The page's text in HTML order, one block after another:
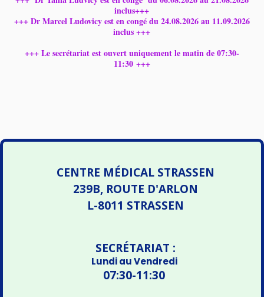
inclus+++
+++ Dr Marcel Ludovicy est en congé du 24.08.2026 au 11.09.2026
inclus +++
+++ Le secrétariat est ouvert uniquement le matin de 07:30-
11:30 +++
CENTRE MÉDICAL STRASSEN
239B, ROUTE D'ARLON
L-8011 STRASSEN
SECRÉTARIAT :
Lundi au Vendredi
07:30-11:30